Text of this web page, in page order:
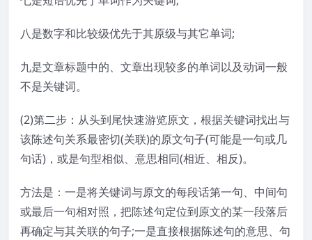
八是数字和比较级优先于其原级与其它单词;
九是文章标题中的、文章出现较多的单词以及动词一般
不是关键词。
(2)第二步：从头到尾快速游览原文，根据关键词找出与
该陈述句关系最密切(关联)的原文句子(可能是一句或几
句话)，或是句型相似、意思相同(相近、相反)。
方法是：一是将关键词与原文的每段话第一句、中间句
或最后一句相对照，把陈述句定位到原文的某一段落后
再确定与其关联的句子;一是直接根据陈述句的意思、句